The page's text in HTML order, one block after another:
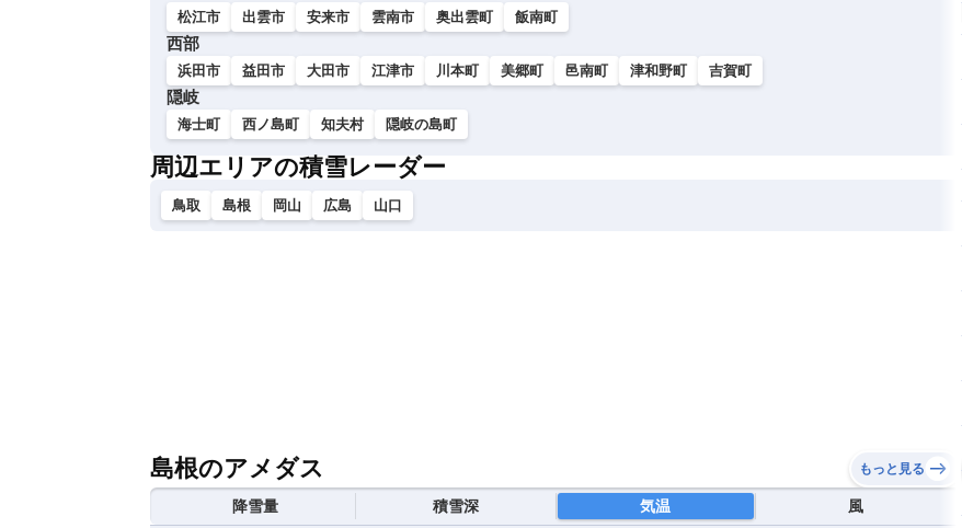
松江市 出雲市 安来市 雲南市 奥出雲町 飯南町
西部
浜田市 益田市 大田市 江津市 川本町 美郷町 邑南町 津和野町 吉賀町
隠岐
海士町 西ノ島町 知夫村 隠岐の島町
周辺エリアの積雪レーダー
鳥取 島根 岡山 広島 山口
島根のアメダス もっと見る
降雪量 積雪深 気温 風